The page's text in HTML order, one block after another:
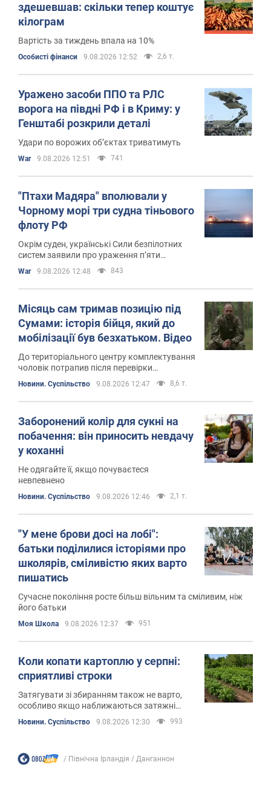
здешевшав: скільки тепер коштує
кілограм
Вартість за тиждень впала на 10%
Особисті фінанси 9.08.2026 12:52 2,6 т.
Уражено засоби ППО та РЛС
ворога на півдні РФ і в Криму: у
Генштабі розкрили деталі
Удари по ворожих об’єктах триватимуть
War 9.08.2026 12:51 741
"Птахи Мадяра" вполювали у
Чорному морі три судна тіньового
флоту РФ
Окрім суден, українські Сили безпілотних
систем заявили про ураження п’яти
російських засобів протиповітряної
оборони на території РФ
War 9.08.2026 12:48 843
Місяць сам тримав позицію під
Сумами: історія бійця, який до
мобілізації був безхатьком. Відео
До територіального центру комплектування
чоловік потрапив після перевірки
документів поліцією
Новини. Суспільство 9.08.2026 12:47 8,6 т.
Заборонений колір для сукні на
побачення: він приносить невдачу
у коханні
Не одягайте її, якщо почуваєтеся
невпевнено
Новини. Суспільство 9.08.2026 12:46 2,1 т.
"У мене брови досі на лобі":
батьки поділилися історіями про
школярів, сміливістю яких варто
пишатись
Сучасне покоління росте більш вільним та сміливим, ніж
його батьки
Моя Школа 9.08.2026 12:37 951
Коли копати картоплю у серпні:
сприятливі строки
Затягувати зі збиранням також не варто,
особливо якщо наближаються затяжні
Новини. Суспільство 9.08.2026 12:30 993
Північна Ірландія Данганнон